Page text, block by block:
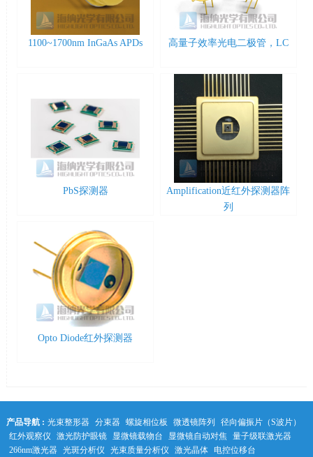
1100~1700nm InGaAs APDs 高量子效率光电二极管，LC
PbS探测器
Amplification近红外探测器阵
列
Opto Diode红外探测器
产品导航 : 光束整形器 分束器 螺旋相位板 微透镜阵列
径向偏振片（S波片）
红外观察仪
激光防护眼镜 显微镜载物台 显微镜自动对焦 量子级联激光器
266nm激光器 光斑分析仪 光束质量分析仪 激光晶体 电控位移台